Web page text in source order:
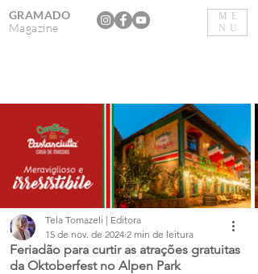
ME
NU
GRAMADO
Magazine
Feriadão para curtir as atrações gratuitas
da Oktoberfest no Alpen Park
Tela Tomazeli | Editora
15 de nov. de 2024 2 min de leitura